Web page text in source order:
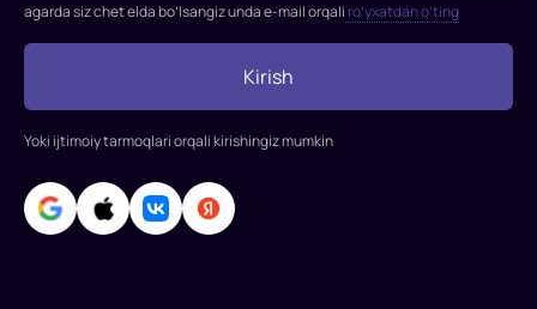
Rollarda:
Tom
Kennet
Brana,
Nigi,
Tom
agarda siz chet elda bo’lsangiz unda e-mail orqali ro’yxatdan o’ting
Kirish
Yoki ijtimoiy tarmoqlari orqali kirishingiz mumkin